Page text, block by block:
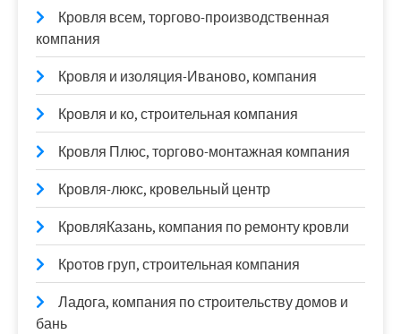
Кровля всем, торгово-производственная
компания
Кровля и изоляция-Иваново, компания
Кровля и ко, строительная компания
Кровля Плюс, торгово-монтажная компания
Кровля-люкс, кровельный центр
КровляКазань, компания по ремонту кровли
Кротов груп, строительная компания
Ладога, компания по строительству домов и
бань